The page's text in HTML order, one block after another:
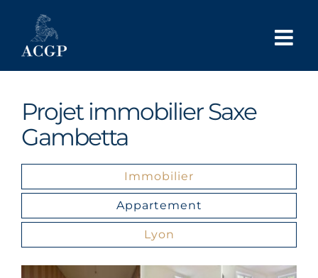
contenu
Projet immobilier Saxe
Gambetta
Immobilier
Appartement
Lyon